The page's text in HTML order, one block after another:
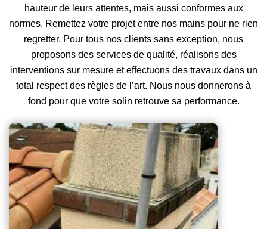
hauteur de leurs attentes, mais aussi conformes aux
normes. Remettez votre projet entre nos mains pour ne rien
regretter. Pour tous nos clients sans exception, nous
proposons des services de qualité, réalisons des
interventions sur mesure et effectuons des travaux dans un
total respect des règles de l’art. Nous nous donnerons à
fond pour que votre solin retrouve sa performance.